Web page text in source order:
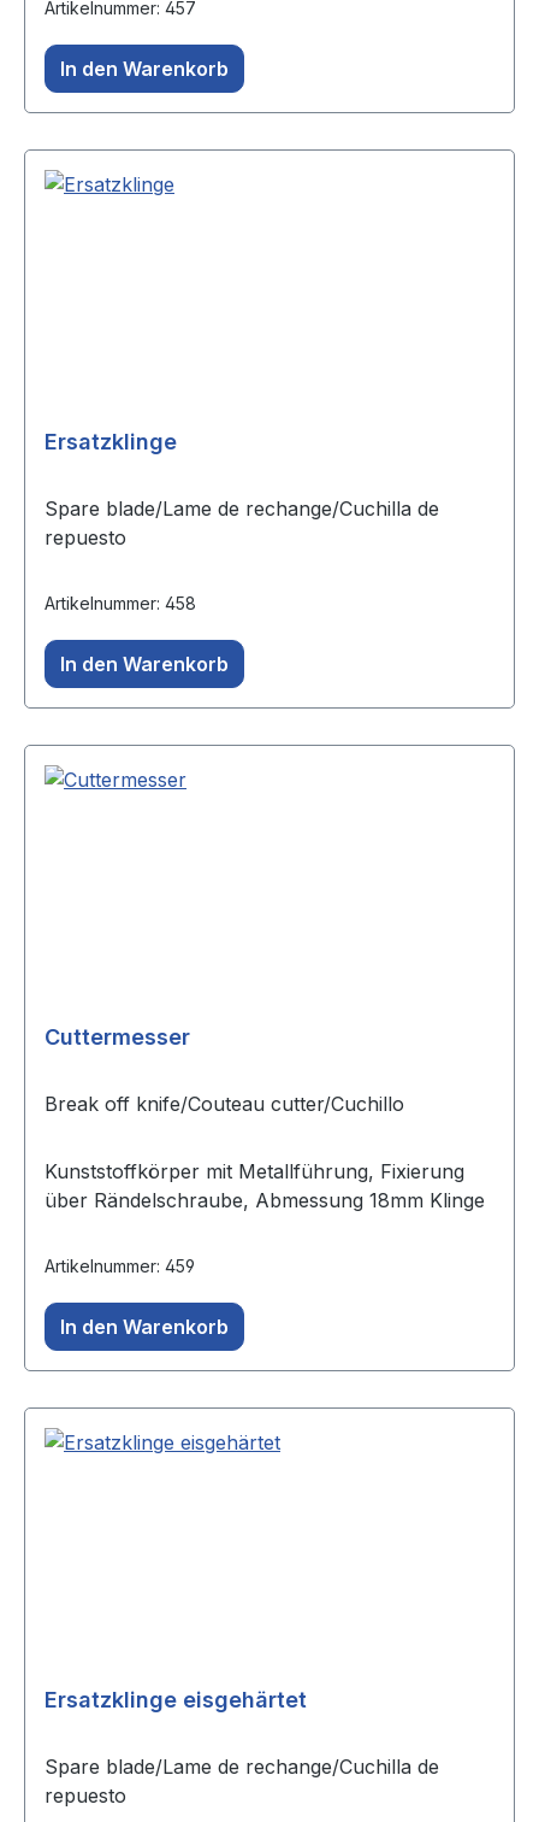
Artikelnummer: 457
In den Warenkorb
Ersatzklinge
Spare blade/Lame de rechange/Cuchilla de
repuesto
Artikelnummer: 458
In den Warenkorb
Cuttermesser
Break off knife/Couteau cutter/Cuchillo
Kunststoffkörper mit Metallführung, Fixierung
über Rändelschraube, Abmessung 18mm Klinge
Artikelnummer: 459
In den Warenkorb
Ersatzklinge eisgehärtet
Spare blade/Lame de rechange/Cuchilla de
repuesto